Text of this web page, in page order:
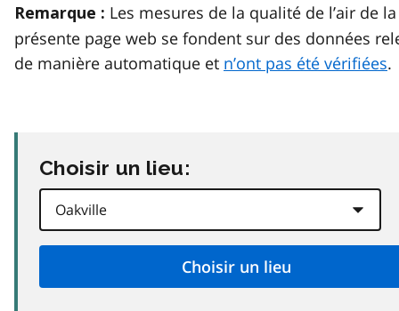
Remarque : Les mesures de la qualité de l’air de la
présente page web se fondent sur des données
de manière automatique et n’ont pas été vérifiées.
Choisir un lieu: